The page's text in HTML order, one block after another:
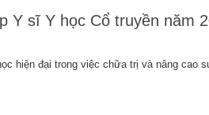
Y sĩ Y học Cổ truyền năm
hiện đại trong việc chữa trị và nâng cao